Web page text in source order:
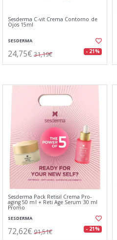
Sesderma C-vit Crema Contorno de
Ojos 15ml
SESDERMA
24,75€ 31,19€ - 21%
Sesderma Pack Retisil Crema Pro-
aging 50 ml + Reti Age Serum 30 ml
Promo
SESDERMA
72,62€ 91,51€ - 21%